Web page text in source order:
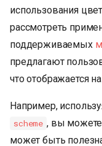
использования
рассмотреть
поддерживаемых
предлагают
что отображается
Например,
scheme , вы можете
может быть